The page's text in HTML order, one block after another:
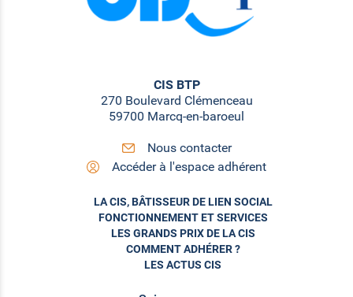
CIS BTP
270 Boulevard Clémenceau
59700 Marcq-en-baroeul
Nous contacter
Accéder à l'espace adhérent
LA CIS, BÂTISSEUR DE LIEN SOCIAL
FONCTIONNEMENT ET SERVICES
LES GRANDS PRIX DE LA CIS
COMMENT ADHÉRER ?
LES ACTUS CIS